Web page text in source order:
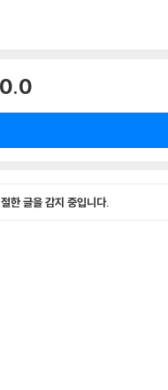
0.0
한 글을 감지 중입니다.